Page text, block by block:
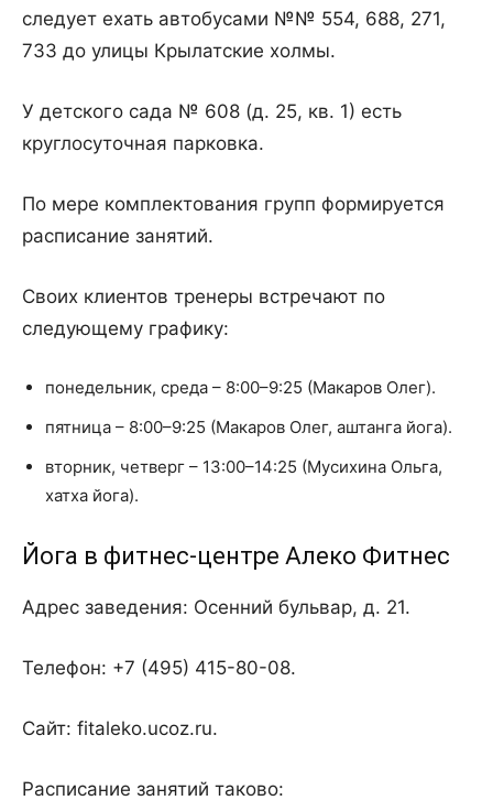
следует ехать автобусами №№ 554, 688, 271,
733 до улицы Крылатские холмы.
У детского сада № 608 (д. 25, кв. 1) есть
круглосуточная парковка.
По мере комплектования групп формируется
расписание занятий.
Своих клиентов тренеры встречают по
следующему графику:
понедельник, среда – 8:00–9:25 (Макаров Олег).
пятница – 8:00–9:25 (Макаров Олег, аштанга йога).
вторник, четверг – 13:00–14:25 (Мусихина Ольга,
хатха йога).
Йога в фитнес-центре Алеко Фитнес
Адрес заведения: Осенний бульвар, д. 21.
Телефон: +7 (495) 415-80-08.
Cайт: fitaleko.ucoz.ru.
Расписание занятий таково: